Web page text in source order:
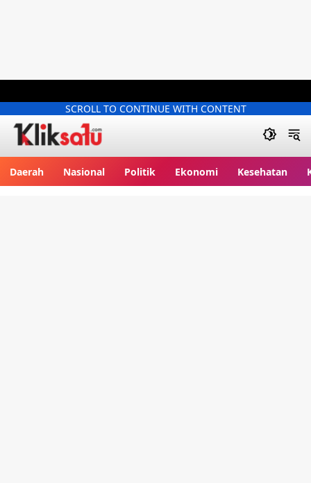
SCROLL TO CONTINUE WITH CONTENT
Daerah Nasional Politik Ekonomi Kesehatan